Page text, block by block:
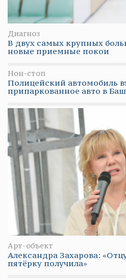
Диагноз
В двух самых крупных
новые приемные покои
Нон-стоп
Полицейский автомобиль
припаркованное авто в
Арт-объект
Александра Захарова:
пятёрку получила»